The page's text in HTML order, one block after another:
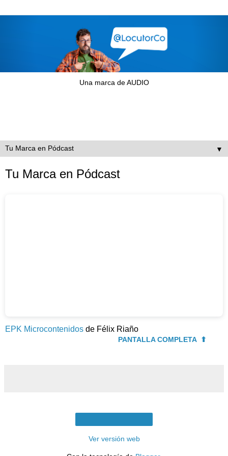
Una marca de AUDIO
▼
Tu Marca en Pódcast
EPK Microcontenidos de Félix Riaño
PANTALLA COMPLETA ⬆︎
Ver versión web